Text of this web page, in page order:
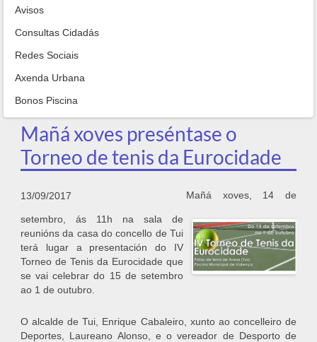
Avisos
Consultas Cidadás
Redes Sociais
Axenda Urbana
Bonos Piscina
Mañá xoves preséntase o
Torneo de tenis da Eurocidade
13/09/2017 Mañá xoves, 14 de
setembro, ás 11h na sala de
reunións da casa do concello de Tui
terá lugar a presentación do IV
Torneo de Tenis da Eurocidade que
se vai celebrar do 15 de setembro
ao 1 de outubro.
O alcalde de Tui, Enrique Cabaleiro, xunto ao concelleiro de
Deportes, Laureano Alonso, e o vereador de Desporto de